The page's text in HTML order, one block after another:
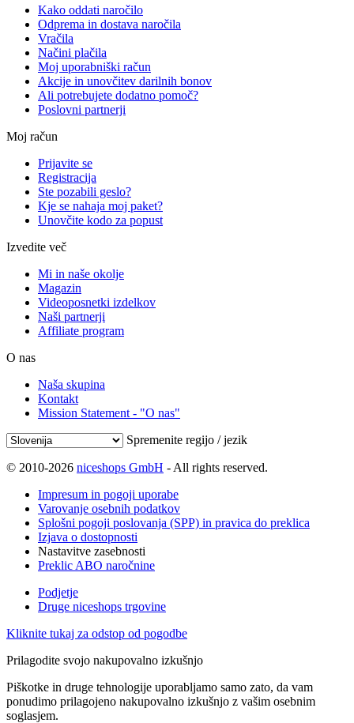
Kako oddati naročilo
Odprema in dostava naročila
Vračila
Načini plačila
Moj uporabniški račun
Akcije in unovčitev darilnih bonov
Ali potrebujete dodatno pomoč?
Poslovni partnerji
Moj račun
Prijavite se
Registracija
Ste pozabili geslo?
Kje se nahaja moj paket?
Unovčite kodo za popust
Izvedite več
Mi in naše okolje
Magazin
Videoposnetki izdelkov
Naši partnerji
Affiliate program
O nas
Naša skupina
Kontakt
Mission Statement - "O nas"
Spremenite regijo / jezik
© 2010-2026 niceshops GmbH - All rights reserved.
Impresum in pogoji uporabe
Varovanje osebnih podatkov
Splošni pogoji poslovanja (SPP) in pravica do preklica
Izjava o dostopnosti
Nastavitve zasebnosti
Preklic ABO naročnine
Podjetje
Druge niceshops trgovine
Kliknite tukaj za odstop od pogodbe
Prilagodite svojo nakupovalno izkušnjo
Piškotke in druge tehnologije uporabljamo samo zato, da vam
ponudimo prilagojeno nakupovalno izkušnjo z vašim osebnim
soglasjem.